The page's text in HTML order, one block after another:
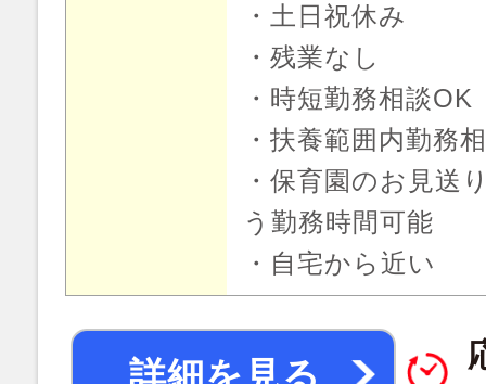
・土日祝休み
・残業なし
・時短勤務相談OK
・扶養範囲内勤務
・保育園のお見送
う勤務時間可能
・自宅から近い
詳細を見る